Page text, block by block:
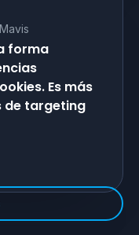
forma
Es más
de targeting